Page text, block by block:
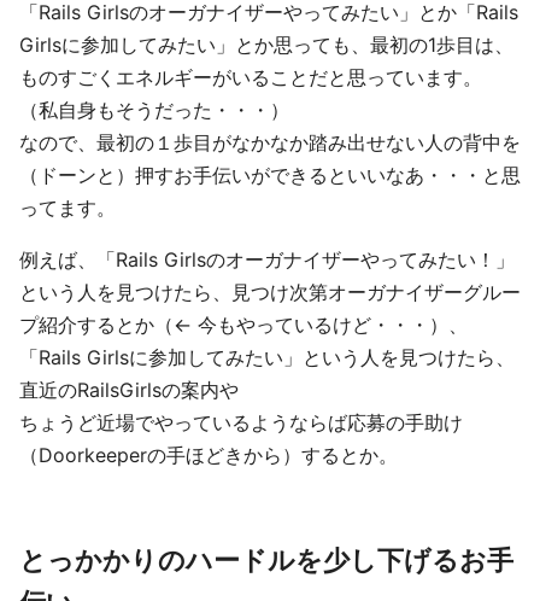
「Rails Girlsのオーガナイザーやってみたい」とか「Rails
Girlsに参加してみたい」とか思っても、最初の1歩目は、
ものすごくエネルギーがいることだと思っています。
（私自身もそうだった・・・）
なので、最初の１歩目がなかなか踏み出せない人の背中を
（ドーンと）押すお手伝いができるといいなあ・・・と思
ってます。
例えば、「Rails Girlsのオーガナイザーやってみたい！」
という人を見つけたら、見つけ次第オーガナイザーグルー
プ紹介するとか（← 今もやっているけど・・・）、
「Rails Girlsに参加してみたい」という人を見つけたら、
直近のRailsGirlsの案内や
ちょうど近場でやっているようならば応募の手助け
（Doorkeeperの手ほどきから）するとか。
とっかかりのハードルを少し下げるお手